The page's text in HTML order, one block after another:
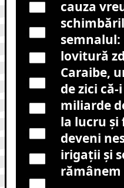
cauza
semnalul:
lovitură
Caraibe,
de zici
miliarde
la lucru și
deveni
irigații și